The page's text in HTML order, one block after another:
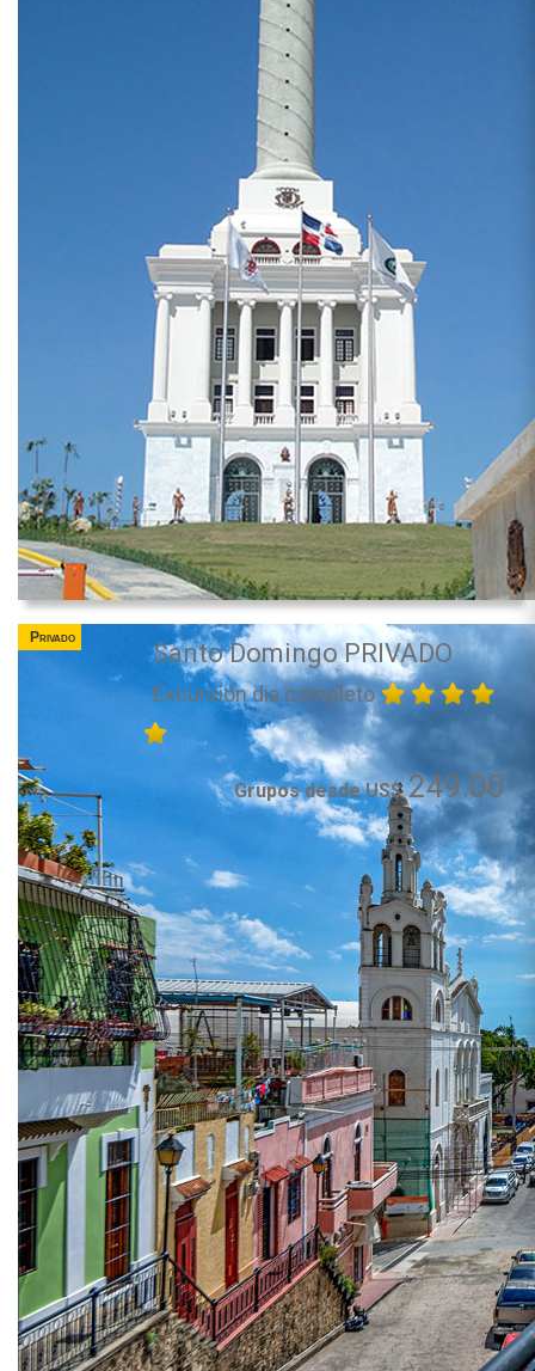
Privado
Santo Domingo PRIVADO
Excursión dia completo
Grupos desde US$249.00